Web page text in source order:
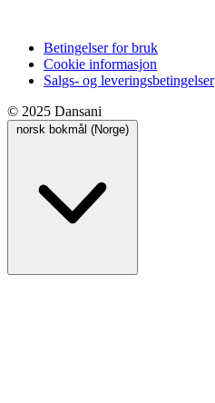
Betingelser for bruk
Cookie informasjon
Salgs- og leveringsbetingelser
© 2025 Dansani
norsk bokmål (Norge)